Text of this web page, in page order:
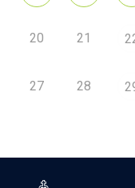
20 21
27 28